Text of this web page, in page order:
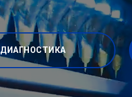
ДИАГНОСТИКА